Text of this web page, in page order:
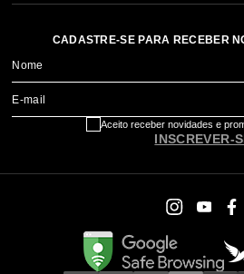
CADASTRE-SE PARA RECEBER
Nome
E-mail
INSCREVER-
Aceito receber novidades e